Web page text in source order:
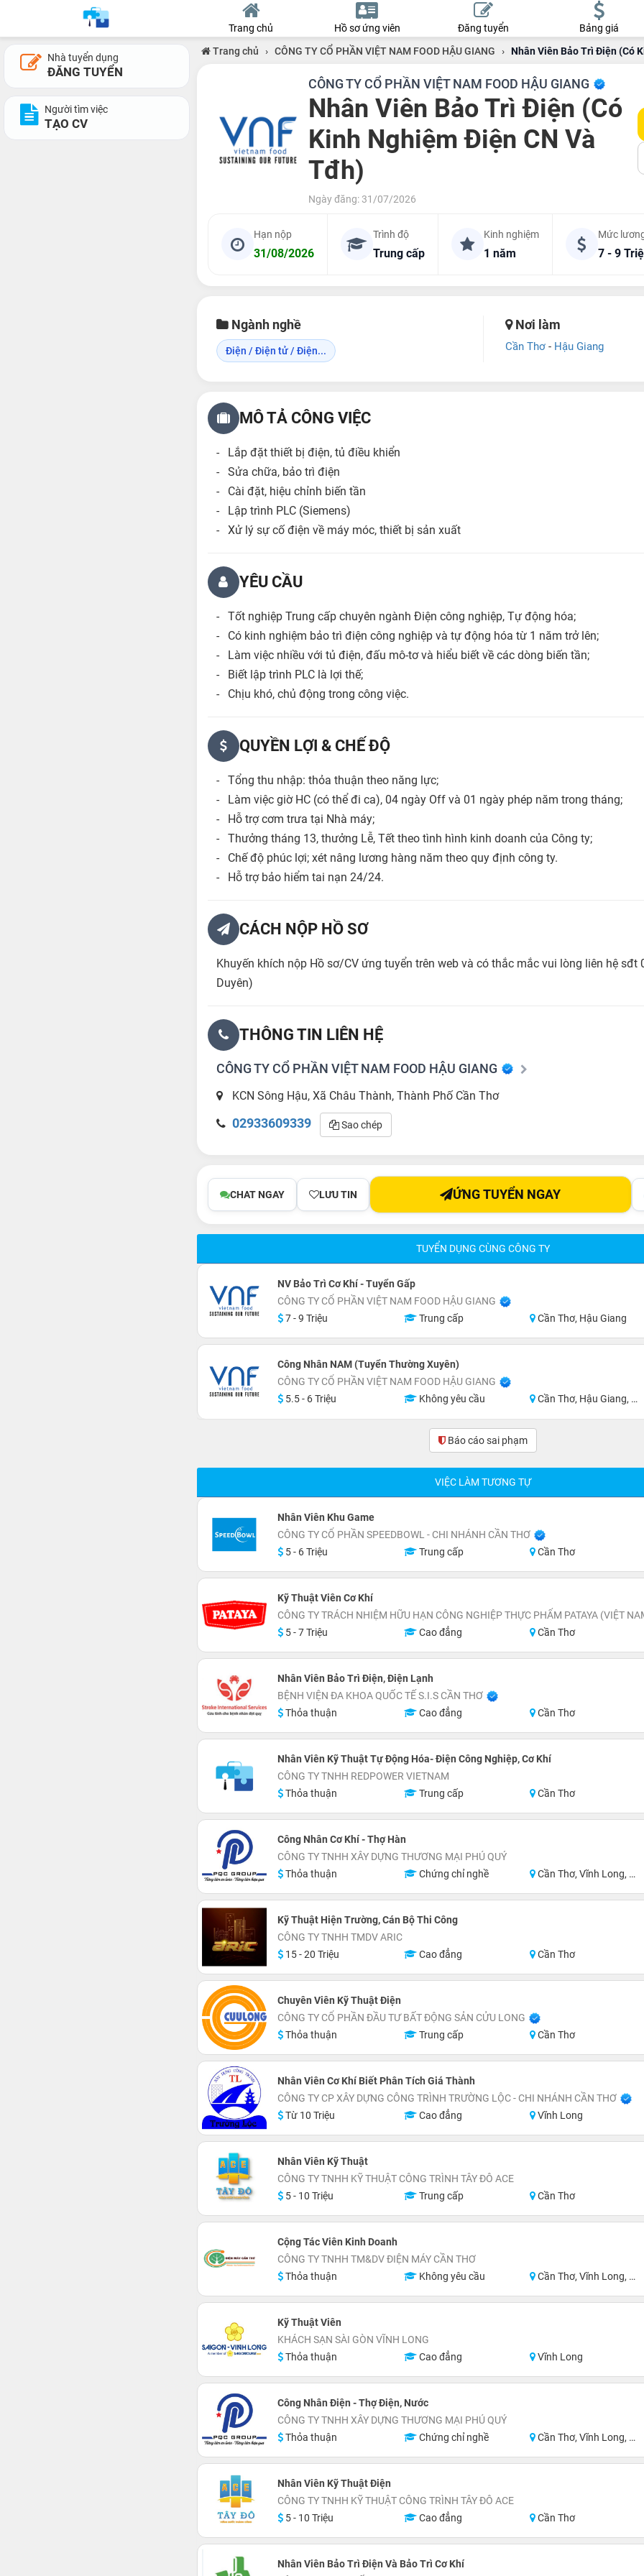
Trang chủ Hồ sơ ứng viên Đăng tuyển Bảng giá
Nhà tuyển dụng
ĐĂNG TUYỂN
Người tìm việc
TẠO CV
Trang chủ › CÔNG TY CỔ PHẦN VIỆT NAM FOOD HẬU GIANG › Nhân Viên Bảo Trì Điện (Có
CÔNG TY CỔ PHẦN VIỆT NAM FOOD HẬU GIANG
Nhân Viên Bảo Trì Điện (Có
Kinh Nghiệm Điện CN Và
Tđh)
Ngày đăng: 31/07/2026
Hạn nộp
31/08/2026
Trình độ
Trung cấp
Kinh nghiệm
1 năm
Mức
7 - 9
Ngành nghề
Điện / Điện tử / Điện...
Nơi làm
Cần Thơ- Hậu Giang
MÔ TẢ CÔNG VIỆC
- Lắp đặt thiết bị điện, tủ điều khiển
- Sửa chữa, bảo trì điện
- Cài đặt, hiệu chỉnh biến tần
- Lập trình PLC (Siemens)
- Xử lý sự cố điện về máy móc, thiết bị sản xuất
YÊU CẦU
- Tốt nghiệp Trung cấp chuyên ngành Điện công nghiệp, Tự động hóa;
- Có kinh nghiệm bảo trì điện công nghiệp và tự động hóa từ 1 năm trở lên;
- Làm việc nhiều với tủ điện, đấu mô-tơ và hiểu biết về các dòng biến tần;
- Biết lập trình PLC là lợi thế;
- Chịu khó, chủ động trong công việc.
QUYỀN LỢI & CHẾ ĐỘ
- Tổng thu nhập: thỏa thuận theo năng lực;
- Làm việc giờ HC (có thể đi ca), 04 ngày Off và 01 ngày phép năm trong tháng;
- Hỗ trợ cơm trưa tại Nhà máy;
- Thưởng tháng 13, thưởng Lễ, Tết theo tình hình kinh doanh của Công ty;
- Chế độ phúc lợi; xét nâng lương hàng năm theo quy định công ty.
- Hỗ trợ bảo hiểm tai nạn 24/24.
CÁCH NỘP HỒ SƠ
Khuyến khích nộp Hồ sơ/CV ứng tuyển trên web và có thắc mắc vui lòng liên hệ sđt
Duyên)
THÔNG TIN LIÊN HỆ
CÔNG TY CỔ PHẦN VIỆT NAM FOOD HẬU GIANG
KCN Sông Hậu, Xã Châu Thành, Thành Phố Cần Thơ
02933609339 Sao chép
CHAT NGAY LƯU TIN ỨNG TUYỂN NGAY
TUYỂN DỤNG CÙNG CÔNG TY
NV Bảo Trì Cơ Khí - Tuyển Gấp
CÔNG TY CỔ PHẦN VIỆT NAM FOOD HẬU GIANG
7 - 9 Triệu
Trung cấp Cần Thơ, Hậu Giang
Công Nhân NAM (Tuyển Thường Xuyên)
CÔNG TY CỔ PHẦN VIỆT NAM FOOD HẬU GIANG
5.5 - 6 Triệu
Không yêu cầu Cần Thơ, Hậu Giang, Sóc Trăng
Báo cáo sai phạm(0)
VIỆC LÀM TƯƠNG TỰ
Nhân Viên Khu Game
CÔNG TY CỔ PHẦN SPEEDBOWL - CHI NHÁNH CẦN THƠ
5 - 6 Triệu
Trung cấp Cần Thơ
Kỹ Thuật Viên Cơ Khí
CÔNG TY TRÁCH NHIỆM HỮU HẠN CÔNG NGHIỆP THỰC PHẨM PATAYA (VIỆT
5 - 7 Triệu
Cao đẳng Cần Thơ
Nhân Viên Bảo Trì Điện, Điện Lạnh
BỆNH VIỆN ĐA KHOA QUỐC TẾ S.I.S CẦN THƠ
Thỏa thuận
Cao đẳng Cần Thơ
Nhân Viên Kỹ Thuật Tự Động Hóa- Điện Công Nghiệp, Cơ Khí
CÔNG TY TNHH REDPOWER VIETNAM
Thỏa thuận
Trung cấp Cần Thơ
Công Nhân Cơ Khí - Thợ Hàn
CÔNG TY TNHH XÂY DỰNG THƯƠNG MẠI PHÚ QUÝ
Thỏa thuận
Chứng chỉ nghề Cần Thơ, Vĩnh Long, Hậu Giang, Sóc Trăng
Kỹ Thuật Hiện Trường, Cán Bộ Thi Công
CÔNG TY TNHH TMDV ARIC
15 - 20 Triệu
Cao đẳng Cần Thơ
Chuyên Viên Kỹ Thuật Điện
CÔNG TY CỔ PHẦN ĐẦU TƯ BẤT ĐỘNG SẢN CỬU LONG
Thỏa thuận
Trung cấp Cần Thơ
Nhân Viên Cơ Khí Biết Phân Tích Giá Thành
CÔNG TY CP XÂY DỰNG CÔNG TRÌNH TRƯỜNG LỘC - CHI NHÁNH CẦN THƠ
Từ 10 Triệu
Cao đẳng Vĩnh Long
Nhân Viên Kỹ Thuật
CÔNG TY TNHH KỸ THUẬT CÔNG TRÌNH TÂY ĐÔ ACE
5 - 10 Triệu
Trung cấp Cần Thơ
Cộng Tác Viên Kinh Doanh
CÔNG TY TNHH TM&DV ĐIỆN MÁY CẦN THƠ
Thỏa thuận
Không yêu cầu Cần Thơ, Vĩnh Long, Hậu Giang, Sóc Trăng
Kỹ Thuật Viên
KHÁCH SẠN SÀI GÒN VĨNH LONG
Thỏa thuận
Cao đẳng Vĩnh Long
Công Nhân Điện - Thợ Điện, Nước
CÔNG TY TNHH XÂY DỰNG THƯƠNG MẠI PHÚ QUÝ
Thỏa thuận
Chứng chỉ nghề Cần Thơ, Vĩnh Long, Hậu Giang
Nhân Viên Kỹ Thuật Điện
CÔNG TY TNHH KỸ THUẬT CÔNG TRÌNH TÂY ĐÔ ACE
5 - 10 Triệu
Cao đẳng Cần Thơ
Nhân Viên Bảo Trì Điện Và Bảo Trì Cơ Khí